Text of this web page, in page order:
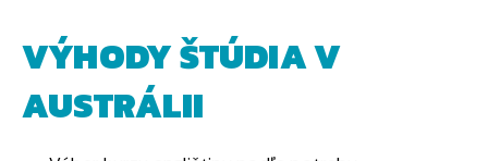
VÝHODY ŠTÚDIA V
AUSTRÁLII